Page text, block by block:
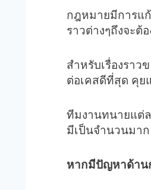
กฎหมายมีการแก้
ราวต่างๆถึงจะต้
สำหรับเรื่องราว
ต่อเคสดีที่สุด คุย
ทีมงานทนายแต่
มีเป็นจำนวนมาก
หากมีปัญหาด้าน